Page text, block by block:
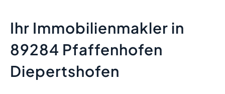
Ihr Immobilienmakler in
89284 Pfaffenhofen
Diepertshofen